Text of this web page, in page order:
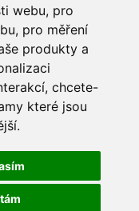
webu, pro
, pro měření
produkty a
, chcete-
které jsou
.